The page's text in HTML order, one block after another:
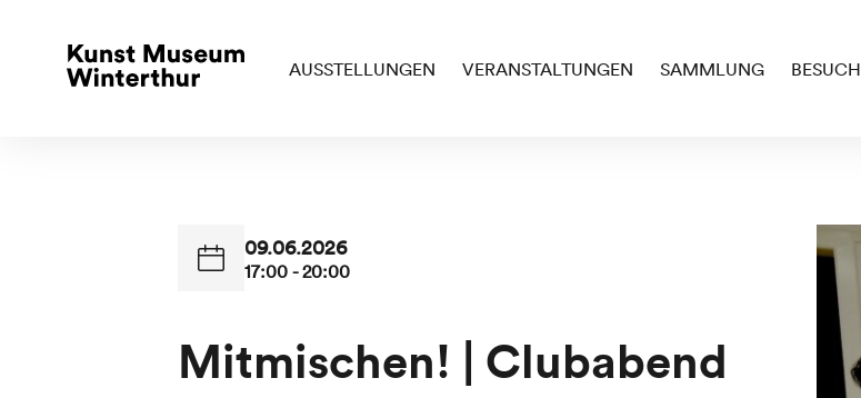
AUSSTELLUNGEN VERANSTALTUNGEN SAMMLUNG BESUCH
09.06.2026
17:00 - 20:00
Mitmischen! | Clubabend